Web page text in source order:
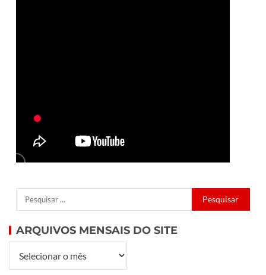
ARQUIVOS MENSAIS DO SITE